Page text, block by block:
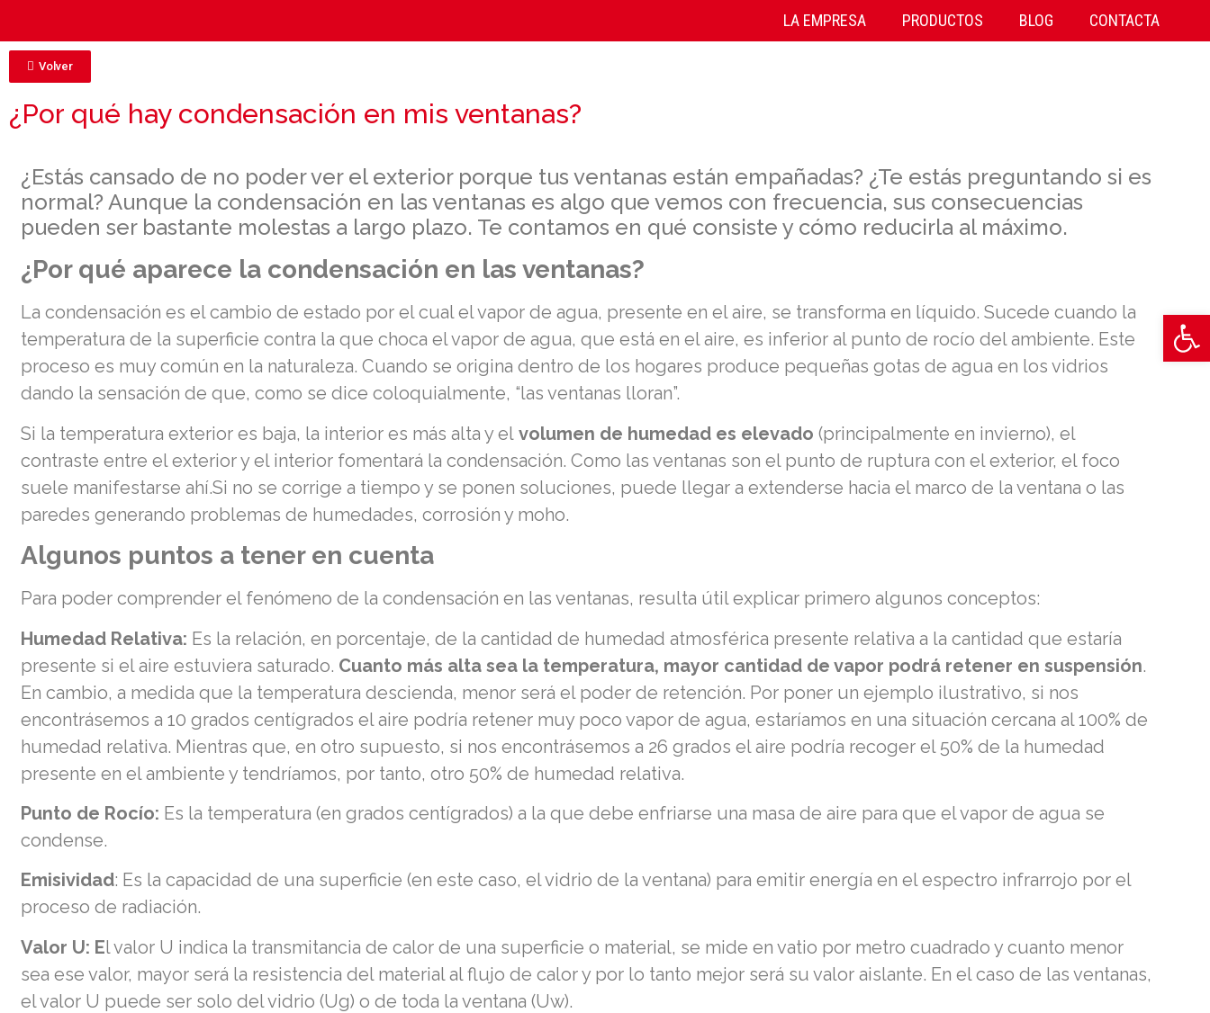
LA EMPRESA PRODUCTOS BLOG CONTACTA
Volver
¿Por qué hay condensación en mis ventanas?
¿Estás cansado de no poder ver el exterior porque tus ventanas están empañadas? ¿Te estás preguntando si es
normal? Aunque la condensación en las ventanas es algo que vemos con frecuencia, sus consecuencias
pueden ser bastante molestas a largo plazo. Te contamos en qué consiste y cómo reducirla al máximo.
¿Por qué aparece la condensación en las ventanas?
La condensación es el cambio de estado por el cual el vapor de agua, presente en el aire, se transforma en líquido. Sucede cuando la
temperatura de la superficie contra la que choca el vapor de agua, que está en el aire, es inferior al punto de rocío del ambiente. Este
proceso es muy común en la naturaleza. Cuando se origina dentro de los hogares produce pequeñas gotas de agua en los vidrios
dando la sensación de que, como se dice coloquialmente, “las ventanas lloran”.
Si la temperatura exterior es baja, la interior es más alta y elvolumen de humedad es elevado (principalmente en invierno), el
contraste entre el exterior y el interior fomentará la condensación. Como las ventanas son el punto de ruptura con el exterior, el foco
suele manifestarse ahí.Si no se corrige a tiempo y se ponen soluciones, puede llegar a extenderse hacia el marco de la ventana o las
paredes generando problemas de humedades, corrosión y moho.
Algunos puntos a tener en cuenta
Para poder comprender el fenómeno de la condensación en las ventanas, resulta útil explicar primero algunos conceptos:
Humedad Relativa: Es la relación, en porcentaje, de la cantidad de humedad atmosférica presente relativa a la cantidad que estaría
presente si el aire estuviera saturado. Cuanto más alta sea la temperatura, mayor cantidad de vapor podrá retener en suspensión.
En cambio, a medida que la temperatura descienda, menor será el poder de retención. Por poner un ejemplo ilustrativo, si nos
encontrásemos a 10 grados centígrados el aire podría retener muy poco vapor de agua, estaríamos en una situación cercana al 100% de
humedad relativa. Mientras que, en otro supuesto, si nos encontrásemos a 26 grados el aire podría recoger el 50% de la humedad
presente en el ambiente y tendríamos, por tanto, otro 50% de humedad relativa.
Punto de Rocío: Es la temperatura (en grados centígrados) a la que debe enfriarse una masa de aire para que el vapor de agua se
condense.
Emisividad: Es la capacidad de una superficie (en este caso, el vidrio de la ventana) para emitir energía en el espectro infrarrojo por el
proceso de radiación.
Valor U: El valor U indica la transmitancia de calor de una superficie o material, se mide en vatio por metro cuadrado y cuanto menor
sea ese valor, mayor será la resistencia del material al flujo de calor y por lo tanto mejor será su valor aislante. En el caso de las ventanas,
el valor U puede ser solo del vidrio (Ug) o de toda la ventana (Uw).
Abrir